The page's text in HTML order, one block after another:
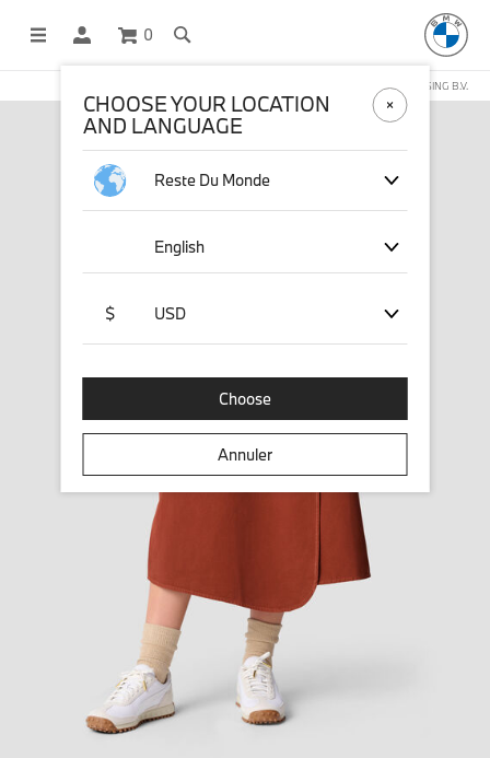
0
BOUTIQUE EN LIGNE GÉRÉE PAR STICHD SPORTSMERCHANDISING B.V.
CHOOSE YOUR LOCATION
AND LANGUAGE
Reste Du Monde
English
$ USD
Choose
Annuler